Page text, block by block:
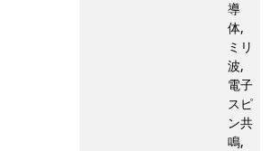
導
体,
ミリ
波,
電子
スピ
ン共
鳴,